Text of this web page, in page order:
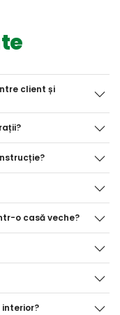
client și
o casă veche?